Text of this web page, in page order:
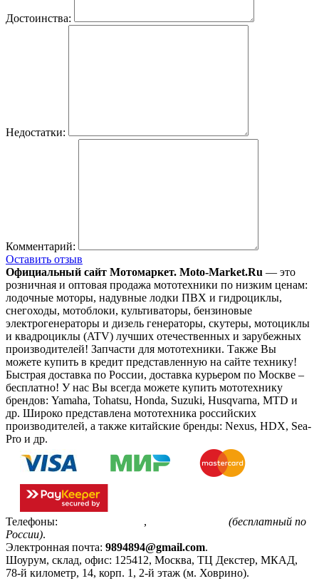
Достоинства:
Недостатки:
Комментарий:
Оставить отзыв
Официальный сайт Мотомаркет. Moto-Market.Ru — это
розничная и оптовая продажа мототехники по низким ценам:
лодочные моторы, надувные лодки ПВХ и гидроциклы,
снегоходы, мотоблоки, культиваторы, бензиновые
электрогенераторы и дизель генераторы, скутеры, мотоциклы
и квадроциклы (ATV) лучших отечественных и зарубежных
производителей! Запчасти для мототехники. Также Вы
можете купить в кредит представленную на сайте технику!
Быстрая доставка по России, доставка курьером по Москве –
бесплатно! У нас Вы всегда можете купить мототехнику
брендов: Yamaha, Tohatsu, Honda, Suzuki, Husqvarna, MTD и
др. Широко представлена мототехника российских
производителей, а также китайские бренды: Nexus, HDX, Sea-
Pro и др.
Телефоны: ,
(бесплатный по
России).
Электронная почта: 9894894@gmail.com.
Шоурум, склад, офис: 125412, Москва, ТЦ Декстер, МКАД,
78-й километр, 14, корп. 1, 2-й этаж (м. Ховрино).